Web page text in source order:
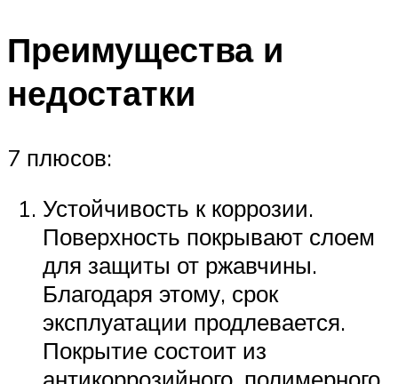
Преимущества и
недостатки
7 плюсов:
Устойчивость к коррозии.
Поверхность покрывают слоем
для защиты от ржавчины.
Благодаря этому, срок
эксплуатации продлевается.
Покрытие состоит из